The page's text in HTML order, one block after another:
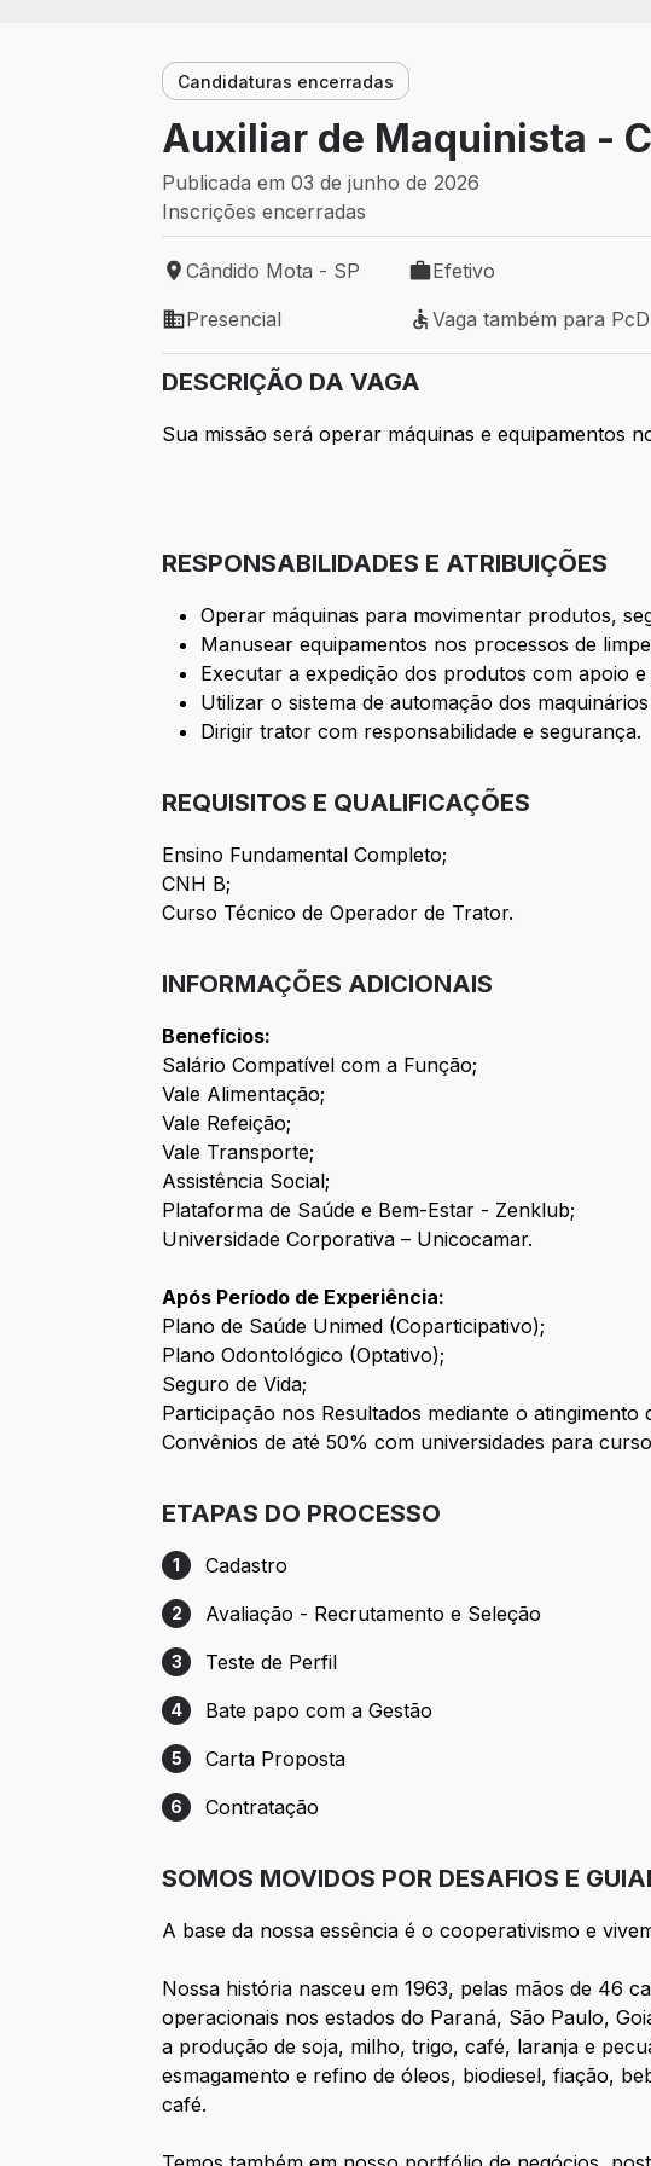
Candidaturas encerradas
Auxiliar de Maquinista -
Publicada em 03 de junho de 2026
Inscrições encerradas
Local de trabalho: Cândido Mota - SP
Cândido Mota - SP
Tipo de vaga: Efetivo
Efetivo
Modelo de trabalho: Presencial
Presencial
Vaga também para PcD
Vaga também para PcD
DESCRIÇÃO DA VAGA
Sua missão será operar máquinas e equipamentos
RESPONSABILIDADES E ATRIBUIÇÕES
Operar máquinas para movimentar produtos,
Manusear equipamentos nos processos de
Executar a expedição dos produtos com apoio e
Utilizar o sistema de automação dos
Dirigir trator com responsabilidade e segurança.
REQUISITOS E QUALIFICAÇÕES
Ensino Fundamental Completo;
CNH B;
Curso Técnico de Operador de Trator.
INFORMAÇÕES ADICIONAIS
Benefícios:
Salário Compatível com a Função;
Vale Alimentação;
Vale Refeição;
Vale Transporte;
Assistência Social;
Plataforma de Saúde e Bem-Estar - Zenklub;
Universidade Corporativa – Unicocamar.
Após Período de Experiência:
Plano de Saúde Unimed (Coparticipativo);
Plano Odontológico (Optativo);
Seguro de Vida;
Participação nos Resultados mediante o atingimento
Convênios de até 50% com universidades para
ETAPAS DO PROCESSO
Etapa 1: Cadastro
1 Cadastro
Etapa 2: Avaliação - Recrutamento e Seleção
2 Avaliação - Recrutamento e Seleção
Etapa 3: Teste de Perfil
3 Teste de Perfil
Etapa 4: Bate papo com a Gestão
4 Bate papo com a Gestão
Etapa 5: Carta Proposta
5 Carta Proposta
Etapa 6: Contratação
6 Contratação
SOMOS MOVIDOS POR DESAFIOS E
A base da nossa essência é o cooperativismo e
Nossa história nasceu em 1963, pelas mãos de 46
operacionais nos estados do Paraná, São Paulo,
a produção de soja, milho, trigo, café, laranja e
esmagamento e refino de óleos, biodiesel, fiação,
café.